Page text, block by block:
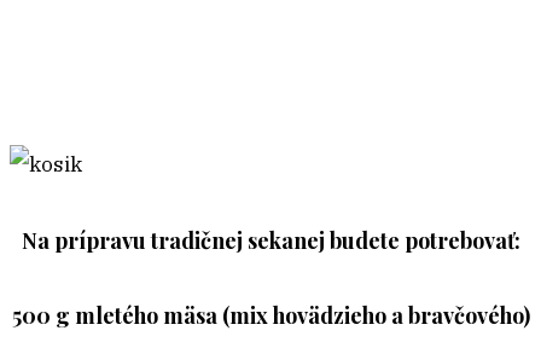
Na prípravu tradičnej sekanej budete potrebovať:
500 g mletého mäsa (mix hovädzieho a bravčového)